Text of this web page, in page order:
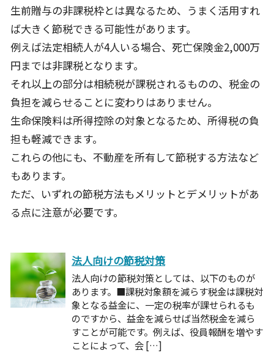
生前贈与の非課税枠とは異なるため、うまく活用すれ
ば大きく節税できる可能性があります。
例えば法定相続人が4人いる場合、死亡保険金2,000万
円までは非課税となります。
それ以上の部分は相続税が課税されるものの、税金の
負担を減らせることに変わりはありません。
生命保険料は所得控除の対象となるため、所得税の負
担も軽減できます。
これらの他にも、不動産を所有して節税する方法など
もあります。
ただ、いずれの節税方法もメリットとデメリットがあ
る点に注意が必要です。
法人向けの節税対策
法人向けの節税対策としては、以下のものが
あります。■課税対象額を減らす税金は課税対
象となる益金に、一定の税率が課せられるも
のですから、益金を減らせば当然税金を減ら
すことが可能です。例えば、役員報酬を増やす
ことによって、会 […]